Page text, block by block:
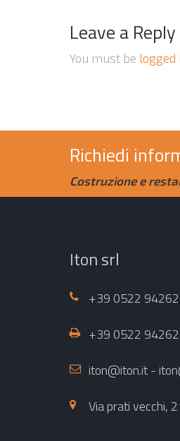
Leave a Reply
You must be logged
Richiedi
Costruzione e
Iton srl
+39 0522
+39 0522
iton@iton.it -
Via prati vecchi,